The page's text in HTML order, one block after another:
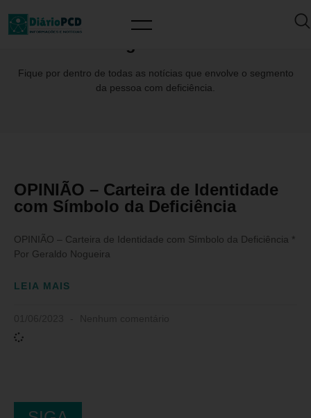
Fique por dentro de todas as notícias que envolve o segmento
da pessoa com deficiência.
OPINIÃO – Carteira de Identidade
com Símbolo da Deficiência
OPINIÃO – Carteira de Identidade com Símbolo da Deficiência *
Por Geraldo Nogueira
LEIA MAIS